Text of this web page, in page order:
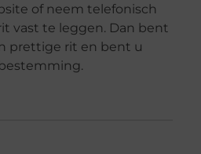
of neem telefonisch
vast te leggen. Dan bent
prettige rit en bent u